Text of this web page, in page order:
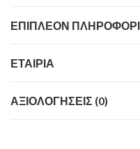
ΕΠΙΠΛΈΟΝ
ΕΤΑΙΡΊΑ
ΑΞΙΟΛΟΓΉΣΕΙΣ (0)